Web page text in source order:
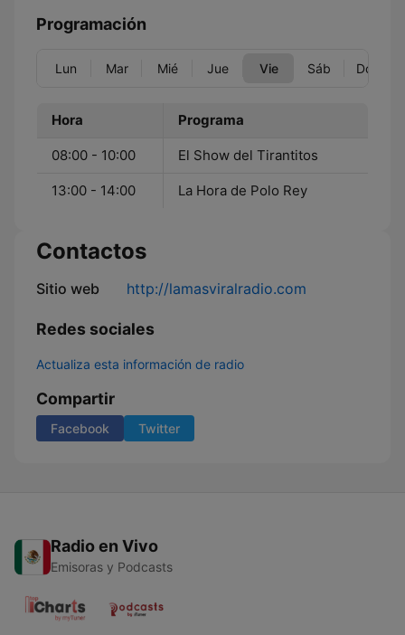
Programación
Lun Mar Mié Jue Vie Sáb Dom
Hora Programa
08:00 - 10:00 El Show del Tirantitos
13:00 - 14:00 La Hora de Polo Rey
Contactos
Sitio web http://lamasviralradio.com
Redes sociales
Actualiza esta información de radio
Compartir
Facebook Twitter
Radio en Vivo
Emisoras y Podcasts